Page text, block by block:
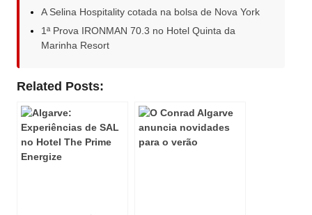
A Selina Hospitality cotada na bolsa de Nova York
1ª Prova IRONMAN 70.3 no Hotel Quinta da
Marinha Resort
Related Posts: